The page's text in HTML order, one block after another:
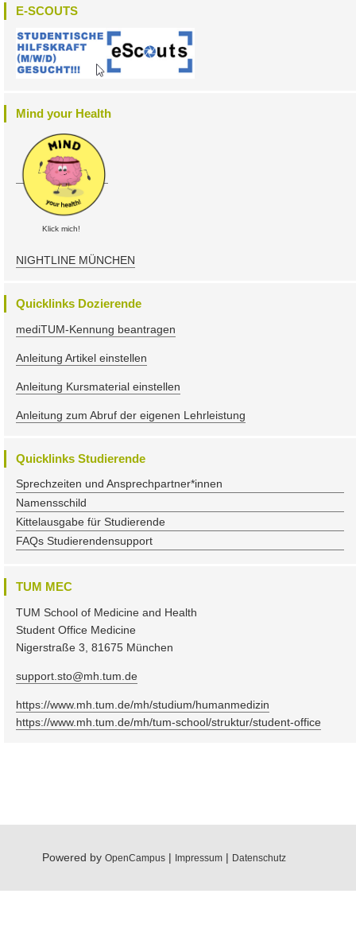
E-SCOUTS
Mind your Health
Klick mich!
NIGHTLINE MÜNCHEN
Quicklinks Dozierende
mediTUM-Kennung beantragen
Anleitung Artikel einstellen
Anleitung Kursmaterial einstellen
Anleitung zum Abruf der eigenen Lehrleistung
Quicklinks Studierende
Sprechzeiten und Ansprechpartner*innen
Namensschild
Kittelausgabe für Studierende
FAQs Studierendensupport
TUM MEC
TUM School of Medicine and Health
Student Office Medicine
Nigerstraße 3, 81675 München
support.sto@mh.tum.de
https://www.mh.tum.de/mh/studium/humanmedizin
https://www.mh.tum.de/mh/tum-school/struktur/student-office
Powered by OpenCampus | Impressum | Datenschutz